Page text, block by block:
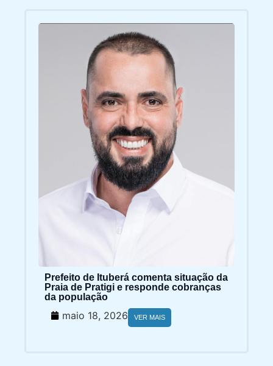
Prefeito de Ituberá comenta situação da
Praia de Pratigi e responde cobranças
da população
maio 18, 2026 VER MAIS